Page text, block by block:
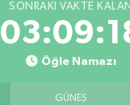
SONRAKI VAKTE KALAN
Öğle Namazı
GÜNEŞ